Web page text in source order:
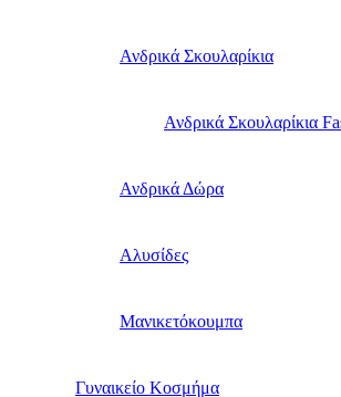
Ανδρικά Σκουλαρίκια
Ανδρικά Σκουλαρίκια
Ανδρικά Δώρα
Αλυσίδες
Μανικετόκουμπα
Γυναικείο Κοσμήμα